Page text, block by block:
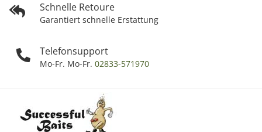
Schnelle Retoure
Garantiert schnelle Erstattung
Telefonsupport
Mo-Fr. Mo-Fr. 02833-571970